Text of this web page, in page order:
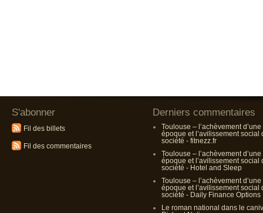
S'abonner
Fil des billets
Fil des commentaires
Derniers commentaires
Toulouse – l’achèvement d’une
époque et l’avilissement social
société - fitnezz.fr
Toulouse – l’achèvement d’une
époque et l’avilissement social
société - Hotel and Sleep
Toulouse – l’achèvement d’une
époque et l’avilissement social
société - Daily Finance Options
Le roman national dans le